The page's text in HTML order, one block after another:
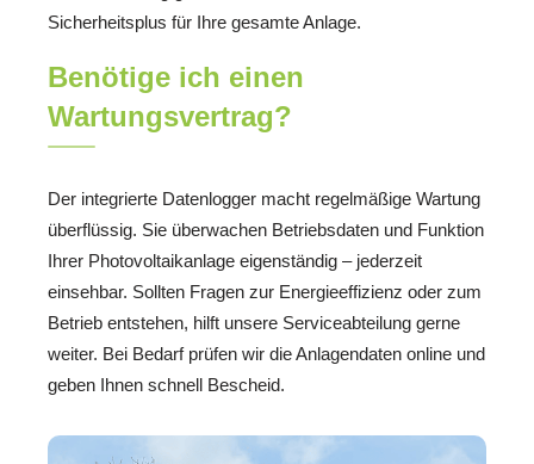
Sicherheitsplus für Ihre gesamte Anlage.
Benötige ich einen
Wartungsvertrag?
Der integrierte Datenlogger macht regelmäßige Wartung
überflüssig. Sie überwachen Betriebsdaten und Funktion
Ihrer Photovoltaikanlage eigenständig – jederzeit
einsehbar. Sollten Fragen zur Energieeffizienz oder zum
Betrieb entstehen, hilft unsere Serviceabteilung gerne
weiter. Bei Bedarf prüfen wir die Anlagendaten online und
geben Ihnen schnell Bescheid.